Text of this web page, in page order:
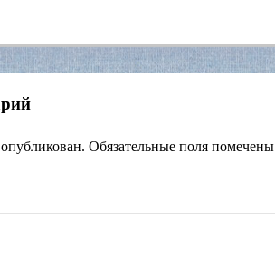
Обязательные поля помечены